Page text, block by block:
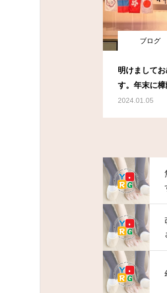
ブログ
明けまして
す。年末に
した。練習の
2024.01.05